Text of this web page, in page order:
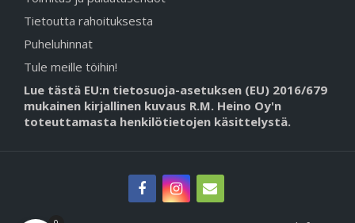
Tietoutta rahoituksesta
Puheluhinnat
Tule meille töihin!
Lue tästä EU:n tietosuoja-asetuksen (EU) 2016/679
mukainen kirjallinen kuvaus R.M. Heino Oy'n
toteuttamasta henkilötietojen käsittelystä.